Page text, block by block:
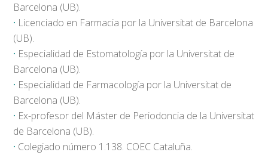
Barcelona (UB).
· Licenciado en Farmacia por la Universitat de Barcelona
(UB).
· Especialidad de Estomatología por la Universitat de
Barcelona (UB).
· Especialidad de Farmacología por la Universitat de
Barcelona (UB).
· Ex-profesor del Máster de Periodoncia de la Universitat
de Barcelona (UB).
· Colegiado número 1.138. COEC Cataluña.